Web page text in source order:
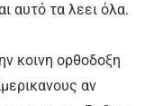
αυτό τα λεει όλα.
κοινη ορθοδοξη
αν